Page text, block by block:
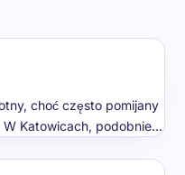
choć często pomijany
Katowicach, podobnie…